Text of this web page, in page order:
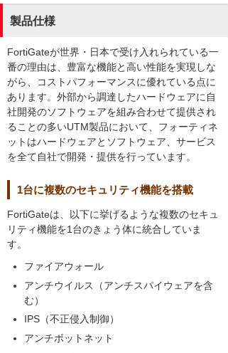
製品仕様
FortiGateが世界・日本で受け入れられている一
番の理由は、豊富な機能と高い性能を実現しな
がら、コストパフォーマンスに優れている点に
あります。外部から調達したハードウェアに自
社開発のソフトウェアを組み合わせて提供され
ることの多いUTM製品において、フォーティネ
ットはハードウェアとソフトウェア、サービス
を全て自社で開発・提供を行っています。
1台に複数のセキュリティ機能を搭載
FortiGateは、以下に挙げるような複数のセキュ
リティ機能を1台のきょう体に統合していま
す。
ファイアウォール
アンチウイルス（アンチスパイウェアを含
む）
IPS（不正侵入制御）
アンチボットネット